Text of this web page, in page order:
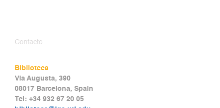
Contacto
Biblioteca
Via Augusta, 390
08017 Barcelona, Spain
Tel: +34 932 67 20 05